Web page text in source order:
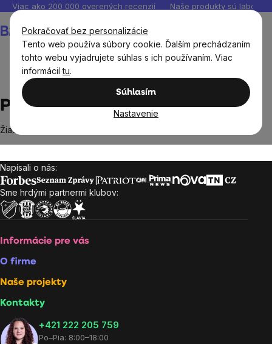
Pokračovať bez personalizácie
Tento web používa súbory cookie. Ďalším prechádzaním
tohto webu vyjadrujete súhlas s ich používaním. Viac
informáciítu.
Súhlasím
Nastavenie
Prejsť
obsah
Viac ako 200 000 overených recenzií Naše produkty sú
košík
Pri´s Puddings
Pri´s Puddings
Žiadne produkty značky
Zápätie
Napísali o nás:
Sme hrdými partnermi klubov:
Informácie pre vás
O firme
Naše projekty
Kontakty
+421 222 205 759
Po–Pia: 8:00–18:00